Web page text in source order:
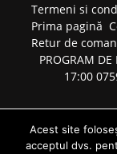
Termeni si
Prima pagină
Retur de
PROGRAM
17:00
Acest site
acceptul dvs.